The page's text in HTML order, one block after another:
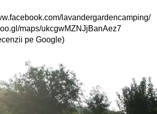
lavandergardencamping/
maps/ukcgwMZNJjBanAez7
pe Google)